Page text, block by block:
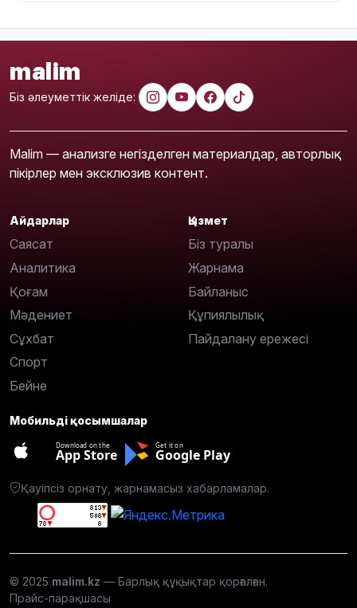
malim
Біз әлеуметтік желіде:
Malim — анализге негізделген материалдар, авторлық
пікірлер мен эксклюзив контент.
Айдарлар
Саясат
Аналитика
Қоғам
Мәдениет
Сұхбат
Спорт
Бейне
Қызмет
Біз туралы
Жарнама
Байланыс
Құпиялылық
Пайдалану ережесі
Мобильді қосымшалар
Download on the
App Store
Get it on
Google Play
Қауіпсіз орнату, жарнамасыз хабарламалар.
© 2025 malim.kz — Барлық құқықтар қорғалған.
Прайс-парақшасы